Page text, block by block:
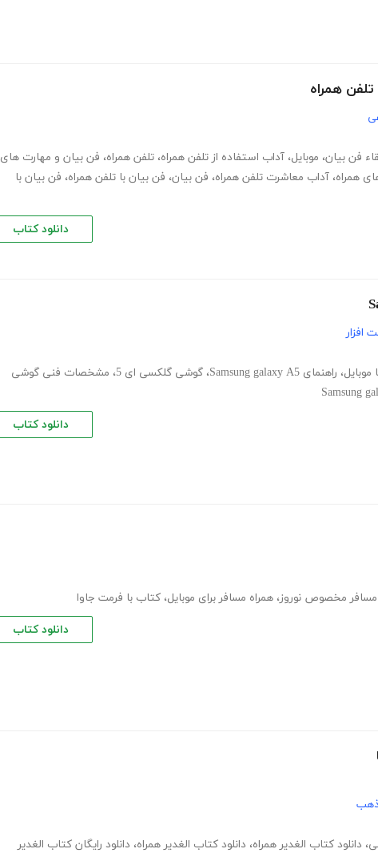
همراه
فن بیان، موبایل، آداب استفاده از تلفن همراه، تلفن همراه، فن بیان و مهارت های
همراه، آداب معاشرت تلفن همراه، فن بیان، فن بیان با تلفن همراه، فن بیان با
دانلود کتاب
موبایل، راهنمای Samsung galaxy A5 ، گوشی گلکسی ای 5 ، مشخصات فنی گوشی
Samsung
دانلود کتاب
مسافر مخصوص نوروز، همراه مسافر برای موبایل، کتاب با فرمت جاوا
دانلود کتاب
، دانلود کتاب الغدیر همراه، دانلود کتاب الغدیر همراه، دانلود رایگان کتاب الغدیر